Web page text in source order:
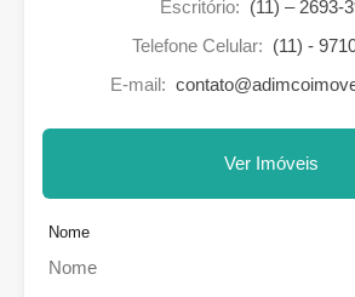
Escritório: (11) – 2693-
Telefone Celular: (11) -
E-mail:
Ver Imóveis
Nome